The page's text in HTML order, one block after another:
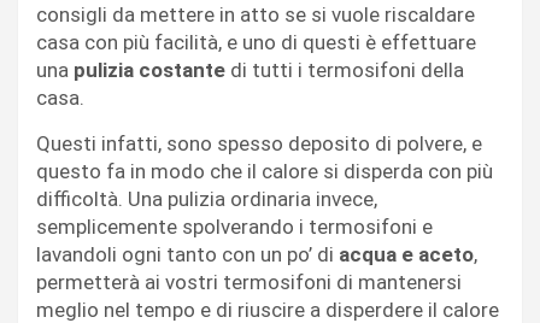
consigli da mettere in atto se si vuole riscaldare
casa con più facilità, e uno di questi è effettuare
una pulizia costante di tutti i termosifoni della
casa.
Questi infatti, sono spesso deposito di polvere, e
questo fa in modo che il calore si disperda con più
difficoltà. Una pulizia ordinaria invece,
semplicemente spolverando i termosifoni e
lavandoli ogni tanto con un po’ di acqua e aceto,
permetterà ai vostri termosifoni di mantenersi
meglio nel tempo e di riuscire a disperdere il calore